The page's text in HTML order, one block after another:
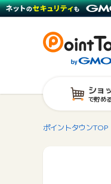
ショ
で貯め
ポイントタウンTOP